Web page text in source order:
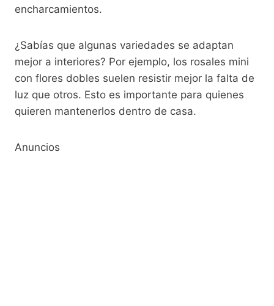
encharcamientos.
¿Sabías que algunas variedades se adaptan
mejor a interiores? Por ejemplo, los rosales mini
con flores dobles suelen resistir mejor la falta de
luz que otros. Esto es importante para quienes
quieren mantenerlos dentro de casa.
Anuncios